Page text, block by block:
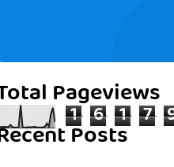
Pageviews
1 6 1 7
Posts